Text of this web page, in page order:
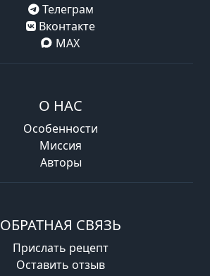
Телеграм
Вконтакте
MAX
О НАС
Особенности
Миссия
Авторы
ОБРАТНАЯ СВЯЗЬ
Прислать рецепт
Оставить отзыв